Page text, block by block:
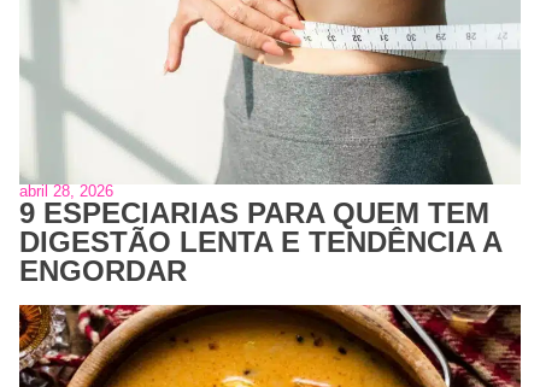
abril 28, 2026
9 ESPECIARIAS PARA QUEM TEM
DIGESTÃO LENTA E TENDÊNCIA A
ENGORDAR